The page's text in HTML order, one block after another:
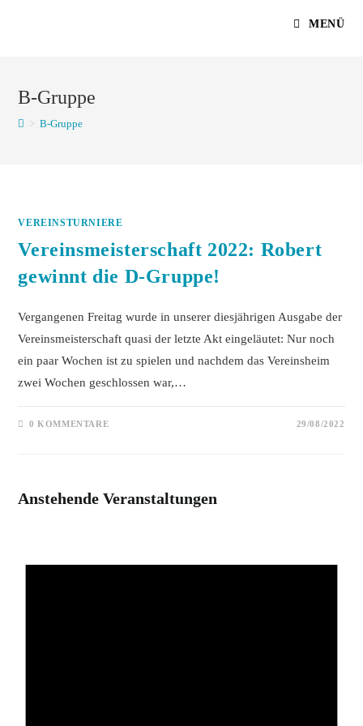
MENÜ
B-Gruppe
> B-Gruppe
VEREINSTURNIERE
Vereinsmeisterschaft 2022: Robert
gewinnt die D-Gruppe!
Vergangenen Freitag wurde in unserer diesjährigen Ausgabe der
Vereinsmeisterschaft quasi der letzte Akt eingeläutet: Nur noch
ein paar Wochen ist zu spielen und nachdem das Vereinsheim
zwei Wochen geschlossen war,…
0 KOMMENTARE 29/08/2022
Anstehende Veranstaltungen